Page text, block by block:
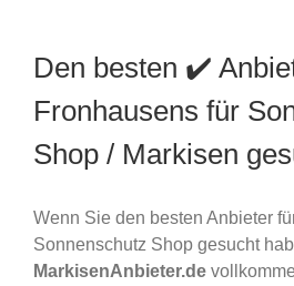
Den besten ✔️
Fronhausens für
Shop / Markisen
Wenn Sie den besten Anbieter
Sonnenschutz Shop gesucht
MarkisenAnbieter.de